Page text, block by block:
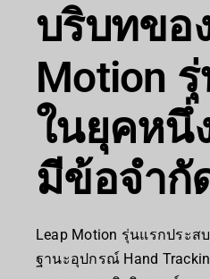
บริบทขอ
Motion
ในยุคหนึ่
มีข้อจำกั
Leap Motion รุ่นแรกประส
ฐานะอุปกรณ์ Hand